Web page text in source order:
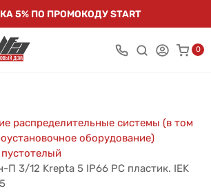
5% ПО ПРОМОКОДУ START
0
распределительные системы (в том
оборудование)
3/12 Krepta 5 IP66 PC пластик. IEK